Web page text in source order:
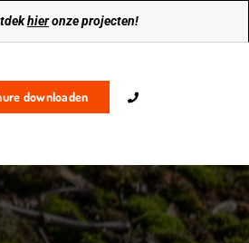
hieronze projecten!
downloaden